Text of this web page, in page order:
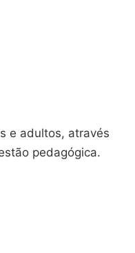
e adultos, através
pedagógica.